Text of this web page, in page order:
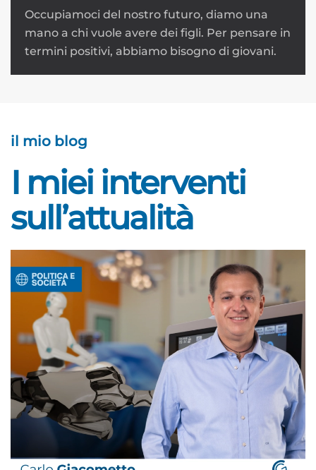
Occupiamoci del nostro futuro, diamo una
mano a chi vuole avere dei figli. Per pensare in
termini positivi, abbiamo bisogno di giovani.
il mio blog
I miei interventi
sull’attualità